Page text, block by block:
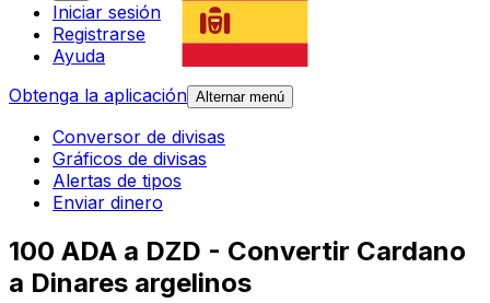
Iniciar sesión
Registrarse
Ayuda
Obtenga la aplicación Alternar menú
Conversor de divisas
Gráficos de divisas
Alertas de tipos
Enviar dinero
100 ADA a DZD - Convertir Cardano
a Dinares argelinos